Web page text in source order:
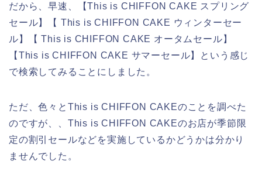
だから、早速、【This is CHIFFON CAKE スプリング
セール】【 This is CHIFFON CAKE ウィンターセー
ル】【 This is CHIFFON CAKE オータムセール】
【This is CHIFFON CAKE サマーセール】という感じ
で検索してみることにしました。
ただ、色々とThis is CHIFFON CAKEのことを調べた
のですが、、This is CHIFFON CAKEのお店が季節限
定の割引セールなどを実施しているかどうかは分かり
ませんでした。